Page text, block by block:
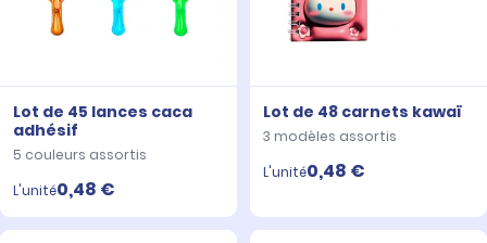
Lot de 45 lances caca
adhésif
5 couleurs assortis
L'unité0,48 €
Lot de 48 carnets kawaï
3 modèles assortis
L'unité0,48 €